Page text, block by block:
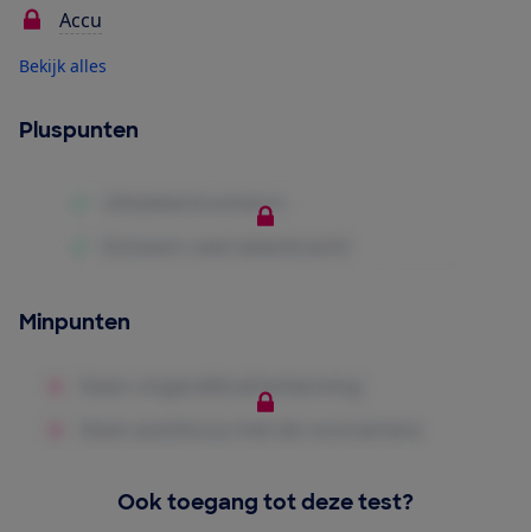
Accu
Bekijk alles
Pluspunten
Minpunten
Ook toegang tot deze test?